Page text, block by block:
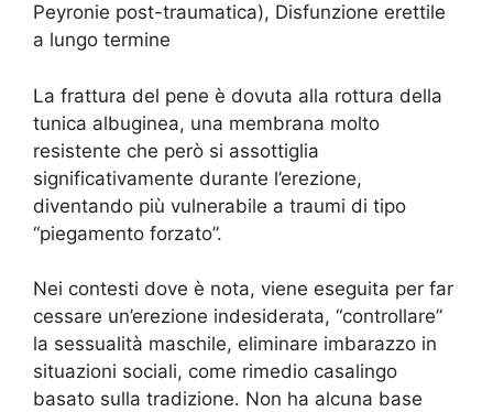
Peyronie post-traumatica), Disfunzione erettile
a lungo termine
La frattura del pene è dovuta alla rottura della
tunica albuginea, una membrana molto
resistente che però si assottiglia
significativamente durante l’erezione,
diventando più vulnerabile a traumi di tipo
“piegamento forzato”.
Nei contesti dove è nota, viene eseguita per far
cessare un’erezione indesiderata, “controllare”
la sessualità maschile, eliminare imbarazzo in
situazioni sociali, come rimedio casalingo
basato sulla tradizione. Non ha alcuna base